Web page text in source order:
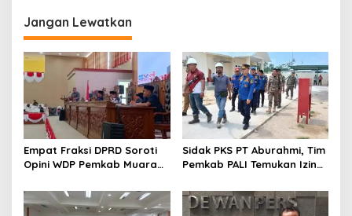
Jangan Lewatkan
Empat Fraksi DPRD Soroti
Opini WDP Pemkab Muara
Kelola Keuangan
Sidak PKS PT Aburahmi, Tim
Pemkab PALI Temukan Izin